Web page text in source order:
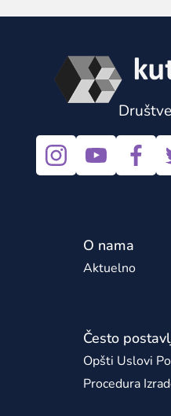
O nama
Aktuelno
Često
Opšti Uslovi
Procedura